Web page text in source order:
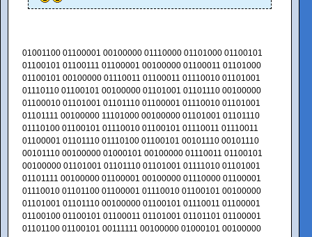
01001100 01100001 00100000 01110000 01101000 01100101
01100101 01100111 01100001 00100000 01100011 01101000
01100101 00100000 01110011 01100011 01110010 01101001
01110110 01100101 00100000 01101001 01101110 00100000
01100010 01101001 01101110 01100001 01110010 01101001
01101111 00100000 11101000 00100000 01101001 01101110
01110100 01100101 01110010 01100101 01110011 01110011
01100001 01101110 01110100 01100101 00101110 00101110
00101110 00100000 01000101 00100000 01110011 01100101
00100000 01101001 01101110 01101001 01111010 01101001
01101111 00100000 01100001 00100000 01110000 01100001
01110010 01101100 01100001 01110010 01100101 00100000
01101001 01101110 00100000 01100101 01110011 01100001
01100100 01100101 01100011 01101001 01101101 01100001
01101100 01100101 00111111 00100000 01000101 00100000